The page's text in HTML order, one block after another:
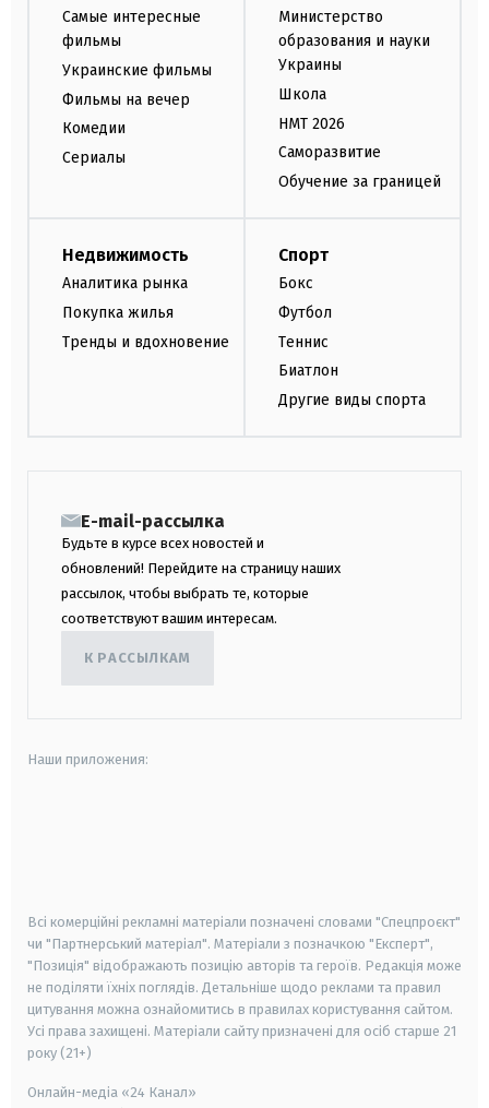
Самые интересные
фильмы
Украинские фильмы
Фильмы на вечер
Комедии
Сериалы
Министерство
образования и науки
Украины
Школа
НМТ 2026
Саморазвитие
Обучение за границей
Недвижимость
Аналитика рынка
Покупка жилья
Тренды и вдохновение
Спорт
Бокс
Футбол
Теннис
Биатлон
Другие виды спорта
E-mail-рассылка
Будьте в курсе всех новостей и
обновлений! Перейдите на страницу наших
рассылок, чтобы выбрать те, которые
соответствуют вашим интересам.
К РАССЫЛКАМ
Наши приложения:
Всі комерційні рекламні матеріали позначені словами "Спецпроєкт"
чи "Партнерський матеріал". Матеріали з позначкою "Експерт",
"Позиція" відображають позицію авторів та героїв. Редакція може
не поділяти їхніх поглядів. Детальніше щодо реклами та правил
цитування можна ознайомитись в правилах користування сайтом.
Усі права захищені. Матеріали сайту призначені для осіб старше 21
року (21+)
Онлайн-медіа «24 Канал»